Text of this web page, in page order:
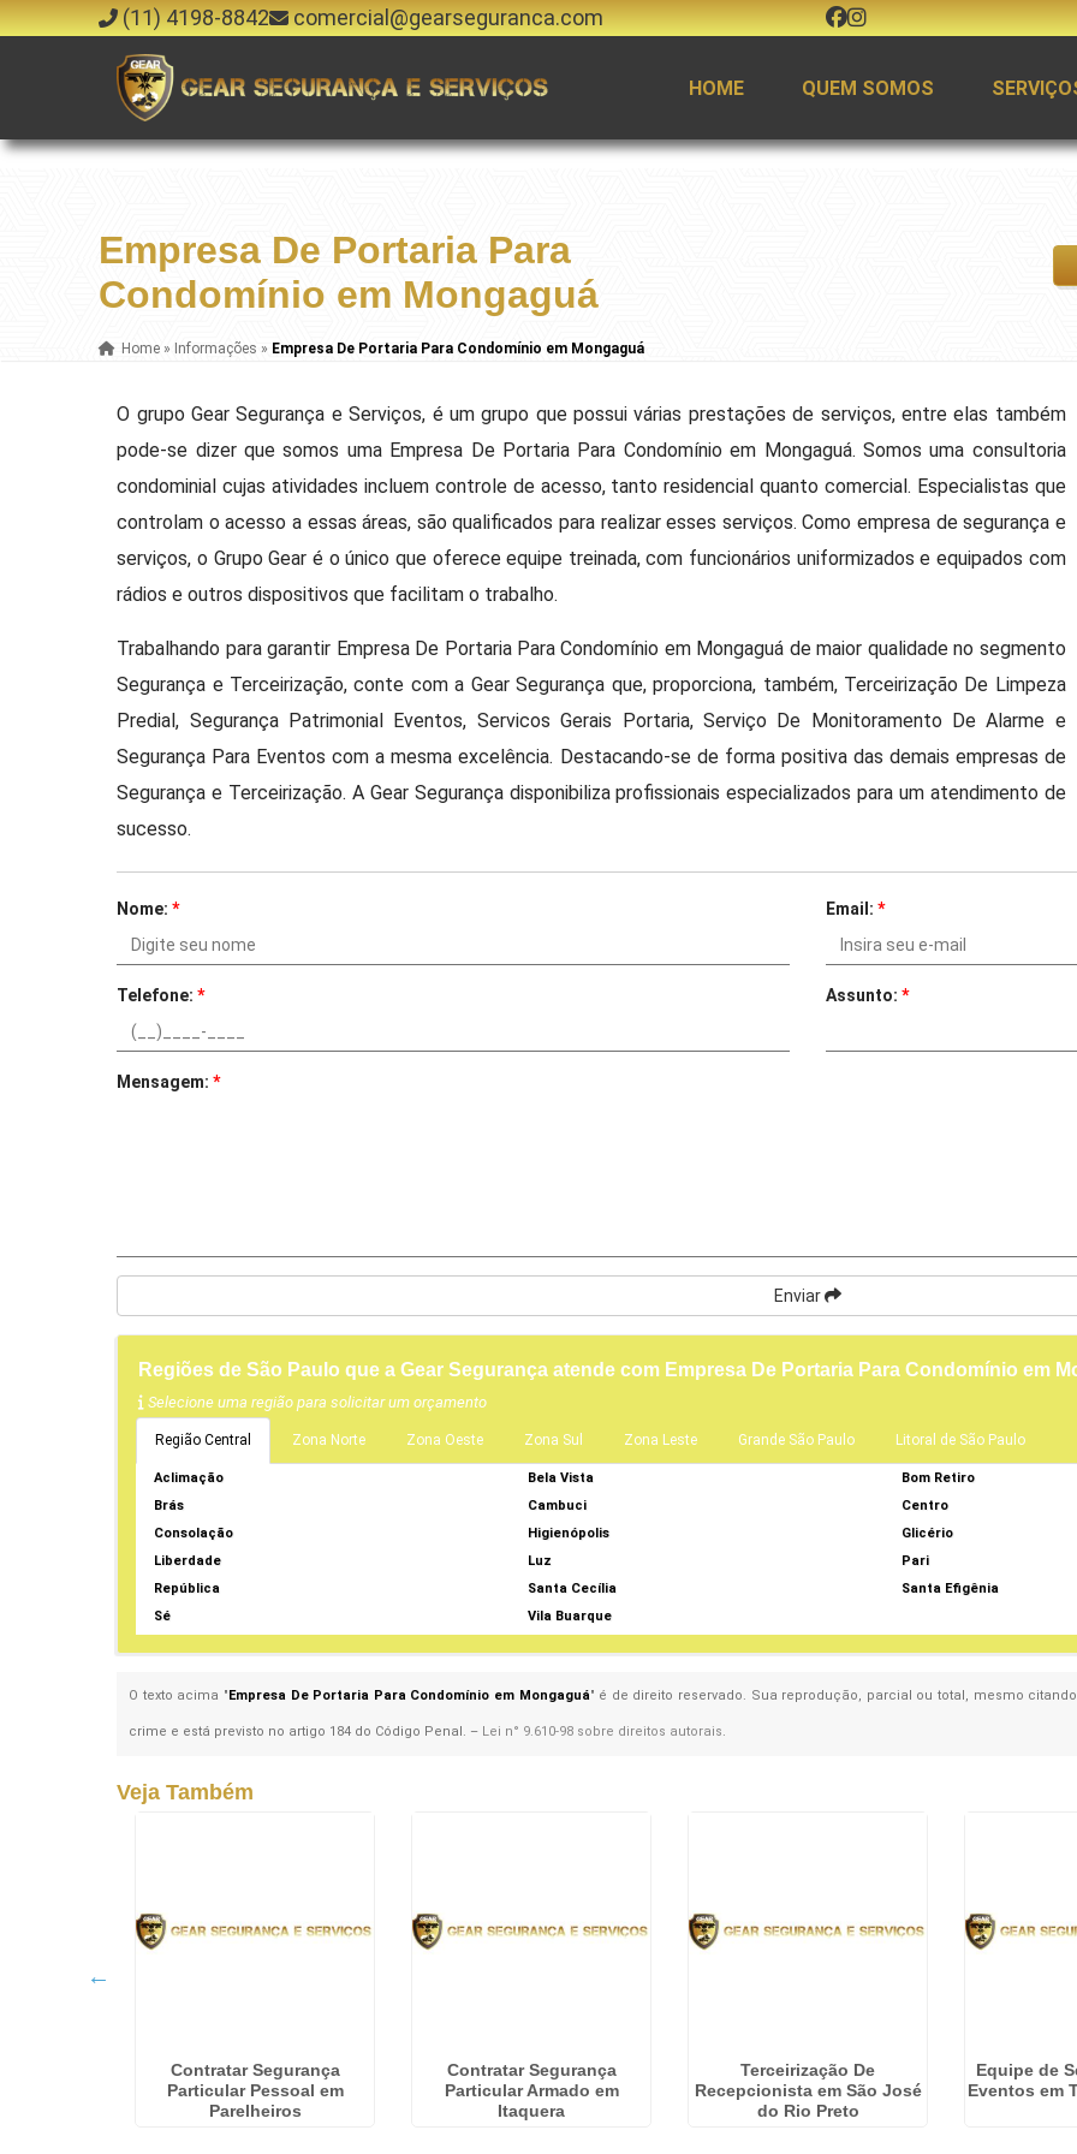
(11) 4198-8842 comercial@gearseguranca.com
HOME QUEM SOMOS
Empresa De Portaria Para
Condomínio em Mongaguá
Home » Informações » Empresa De Portaria Para Condomínio em Mongaguá
O grupo Gear Segurança e Serviços, é um grupo que possui várias prestações de serviços, entre elas também
pode-se dizer que somos uma Empresa De Portaria Para Condomínio em Mongaguá. Somos uma consultoria
condominial cujas atividades incluem controle de acesso, tanto residencial quanto comercial. Especialistas que
controlam o acesso a essas áreas, são qualificados para realizar esses serviços. Como empresa de segurança e
serviços, o Grupo Gear é o único que oferece equipe treinada, com funcionários uniformizados e equipados com
rádios e outros dispositivos que facilitam o trabalho.
Trabalhando para garantir Empresa De Portaria Para Condomínio em Mongaguá de maior qualidade no segmento
Segurança e Terceirização, conte com a Gear Segurança que, proporciona, também, Terceirização De Limpeza
Predial, Segurança Patrimonial Eventos, Servicos Gerais Portaria, Serviço De Monitoramento De Alarme e
Segurança Para Eventos com a mesma excelência. Destacando-se de forma positiva das demais empresas de
Segurança e Terceirização. A Gear Segurança disponibiliza profissionais especializados para um atendimento de
sucesso.
Nome:* Email: *
Telefone:* Assunto: *
Mensagem:*
Enviar
Regiões de São Paulo que a Gear Segurança atende com Empresa De Portaria Para Condomínio em
Selecione uma região para solicitar um orçamento
Região Central Zona Norte Zona Oeste Zona Sul Zona Leste Grande São Paulo Litoral de São Paulo
Aclimação Bela Vista
Bom Retiro
Brás
Cambuci
Centro
Consolação
Higienópolis
Glicério
Liberdade
Luz
Pari
República
Santa Cecília
Santa Efigênia
Sé
Vila Buarque
O texto acima "Empresa De Portaria Para Condomínio em Mongaguá" é de direito reservado. Sua reprodução, parcial ou total, mesmo
crime e está previsto no artigo 184 do Código Penal. – Lei n° 9.610-98 sobre direitos autorais.
Veja Também
Contratar Segurança
Particular Pessoal em
Parelheiros
Contratar Segurança
Particular Armado em
Itaquera
Terceirização De
Recepcionista em São José
do Rio Preto
Equipe de
Eventos em